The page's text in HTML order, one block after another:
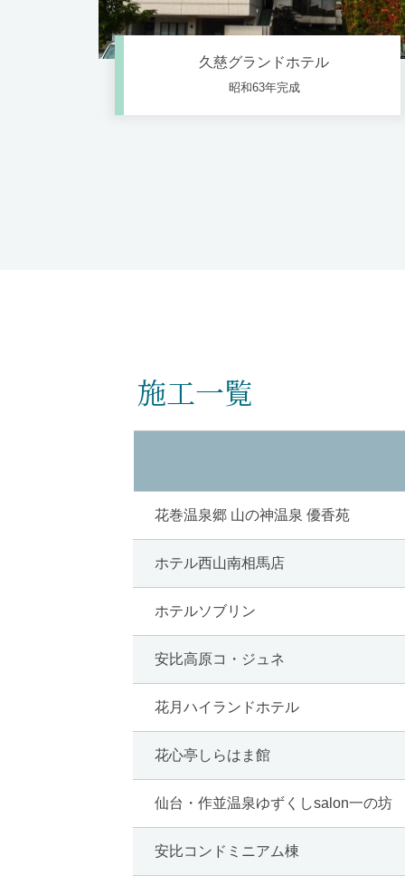
久慈グランドホテル
昭和63年完成
施工一覧
花巻温泉郷 山の神温泉 優香苑
ホテル西山南相馬店
ホテルソブリン
安比高原コ・ジュネ
花月ハイランドホテル
花心亭しらはま館
仙台・作並温泉ゆずくしsalon一の坊
安比コンドミニアム棟